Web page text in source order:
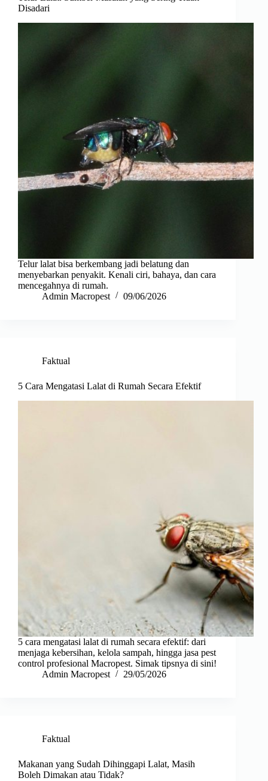
Disadari
Telur lalat bisa berkembang jadi belatung dan
menyebarkan penyakit. Kenali ciri, bahaya, dan cara
mencegahnya di rumah.
Admin Macropest
09/06/2026
Faktual
5 Cara Mengatasi Lalat di Rumah Secara Efektif
5 cara mengatasi lalat di rumah secara efektif: dari
menjaga kebersihan, kelola sampah, hingga jasa pest
control profesional Macropest. Simak tipsnya di sini!
Admin Macropest
29/05/2026
Faktual
Makanan yang Sudah Dihinggapi Lalat, Masih
Boleh Dimakan atau Tidak?